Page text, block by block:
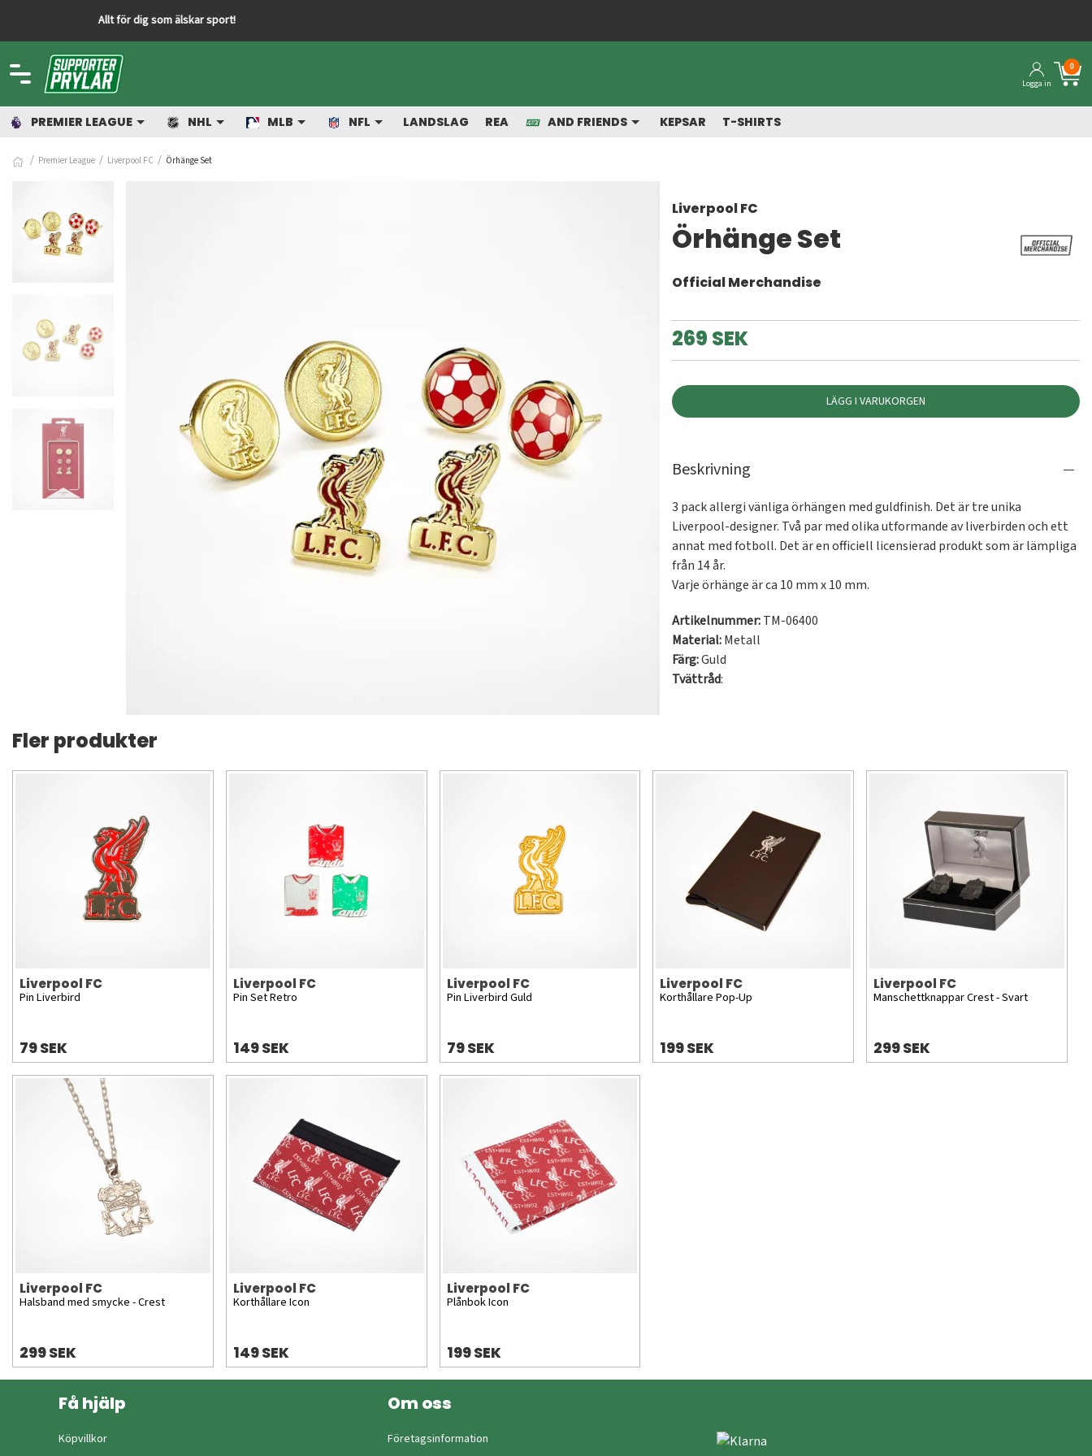
Logga in
0
PREMIER LEAGUE NHL MLB NFL LANDSLAG REA AND FRIENDS KEPSAR T-SHIRTS
Premier League Liverpool FC Örhänge Set
Liverpool FC
Örhänge Set
Official Merchandise
269 SEK
LÄGG I VARUKORGEN
Beskrivning
3 pack allergi vänliga örhängen med guldfinish. Det är tre unika
Liverpool-designer. Två par med olika utformande av liverbirden och ett
annat med fotboll. Det är en officiell licensierad produkt som är lämpliga
från 14 år.
Varje örhänge är ca 10 mm x 10 mm.
Artikelnummer:TM-06400
Material:Metall
Färg:Guld
Tvättråd:
Fler produkter
Liverpool FC
Pin Liverbird
79 SEK
Liverpool FC
Pin Set Retro
149 SEK
Liverpool FC
Pin Liverbird Guld
79 SEK
Liverpool FC
Korthållare Pop-Up
199 SEK
Liverpool FC
Manschettknappar Crest - Svart
299 SEK
Liverpool FC
Halsband med smycke - Crest
299 SEK
Liverpool FC
Korthållare Icon
149 SEK
Liverpool FC
Plånbok Icon
199 SEK
Få hjälp
Köpvillkor
Om oss
Företagsinformation